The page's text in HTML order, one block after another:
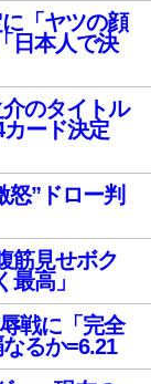
「ヤツの顔
日本人で決
介のタイトル
ード決定
怒”ドロー判
筋見せボク
高」
戦に「完全
るか=6.21